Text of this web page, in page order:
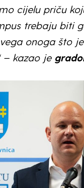
cijelu priču
trebaju biti
onoga što
– kazao je